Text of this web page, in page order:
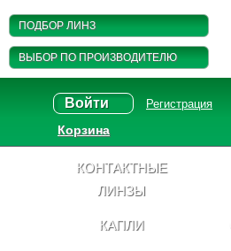
ПОДБОР ЛИНЗ
ВЫБОР ПО ПРОИЗВОДИТЕЛЮ
Войти Регистрация
Корзина
КОНТАКТНЫЕ
ЛИНЗЫ
КАПЛИ